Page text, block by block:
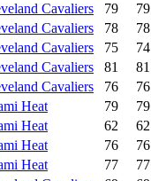
Cavaliers 79 79
Cavaliers 78 78
Cavaliers 75 74
Cavaliers 81 81
Cavaliers 76 76
Heat 79 79
Heat 62 62
Heat 76 76
Heat 77 77